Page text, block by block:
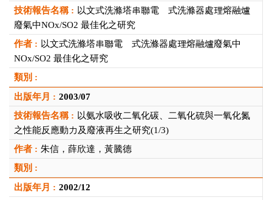
2002年 1件
以文式洗滌塔串聯電離式洗滌器處理熔融爐
廢氣中NOx/SO2 最佳化之研究
以文式洗滌塔串聯電離式洗滌器處理熔融爐廢氣中
NOx/SO2 最佳化之研究
2003/07
以氨水吸收二氧化碳、二氧化硫與一氧化氮
之性能反應動力及廢液再生之研究(1/3)
朱信，薛欣達，黃騰德
2002/12